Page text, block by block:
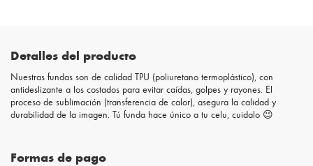
Detalles del producto
Nuestras fundas son de calidad TPU (poliuretano termoplástico), con
antideslizante a los costados para evitar caídas, golpes y rayones. El
proceso de sublimación (transferencia de calor), asegura la calidad y
durabilidad de la imagen. Tú funda hace único a tu celu, cuidalo 😉
Formas de pago